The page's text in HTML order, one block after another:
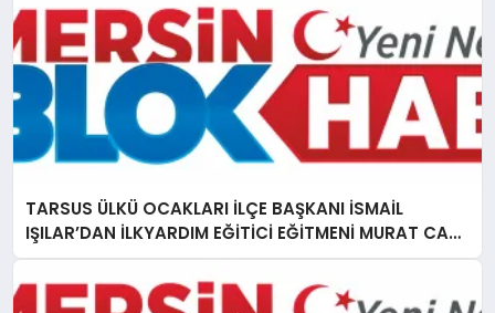
TARSUS ÜLKÜ OCAKLARI İLÇE BAŞKANI İSMAİL
IŞILAR’DAN İLKYARDIM EĞİTİCİ EĞİTMENİ MURAT CAN
FİDAN’A ZİYARET